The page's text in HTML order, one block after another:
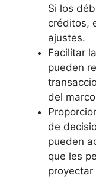
Si los
créditos,
ajustes.
Facilitar
pueden
del
de
pueden
que les